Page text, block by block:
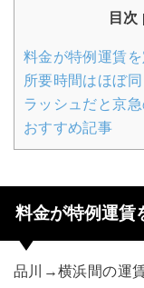
目次
料金が特例運賃
所要時間はほぼ同
ラッシュだと京
おすすめ記事
料金が特例運賃
品川→横浜間の運